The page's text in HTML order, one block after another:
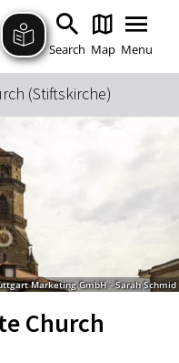
Hauptinhalt springen
springen
Hauptnavigation
Footer springen
Search Map Menu
(Stiftskirche)
Marketing GmbH - Sarah Schmid
Church